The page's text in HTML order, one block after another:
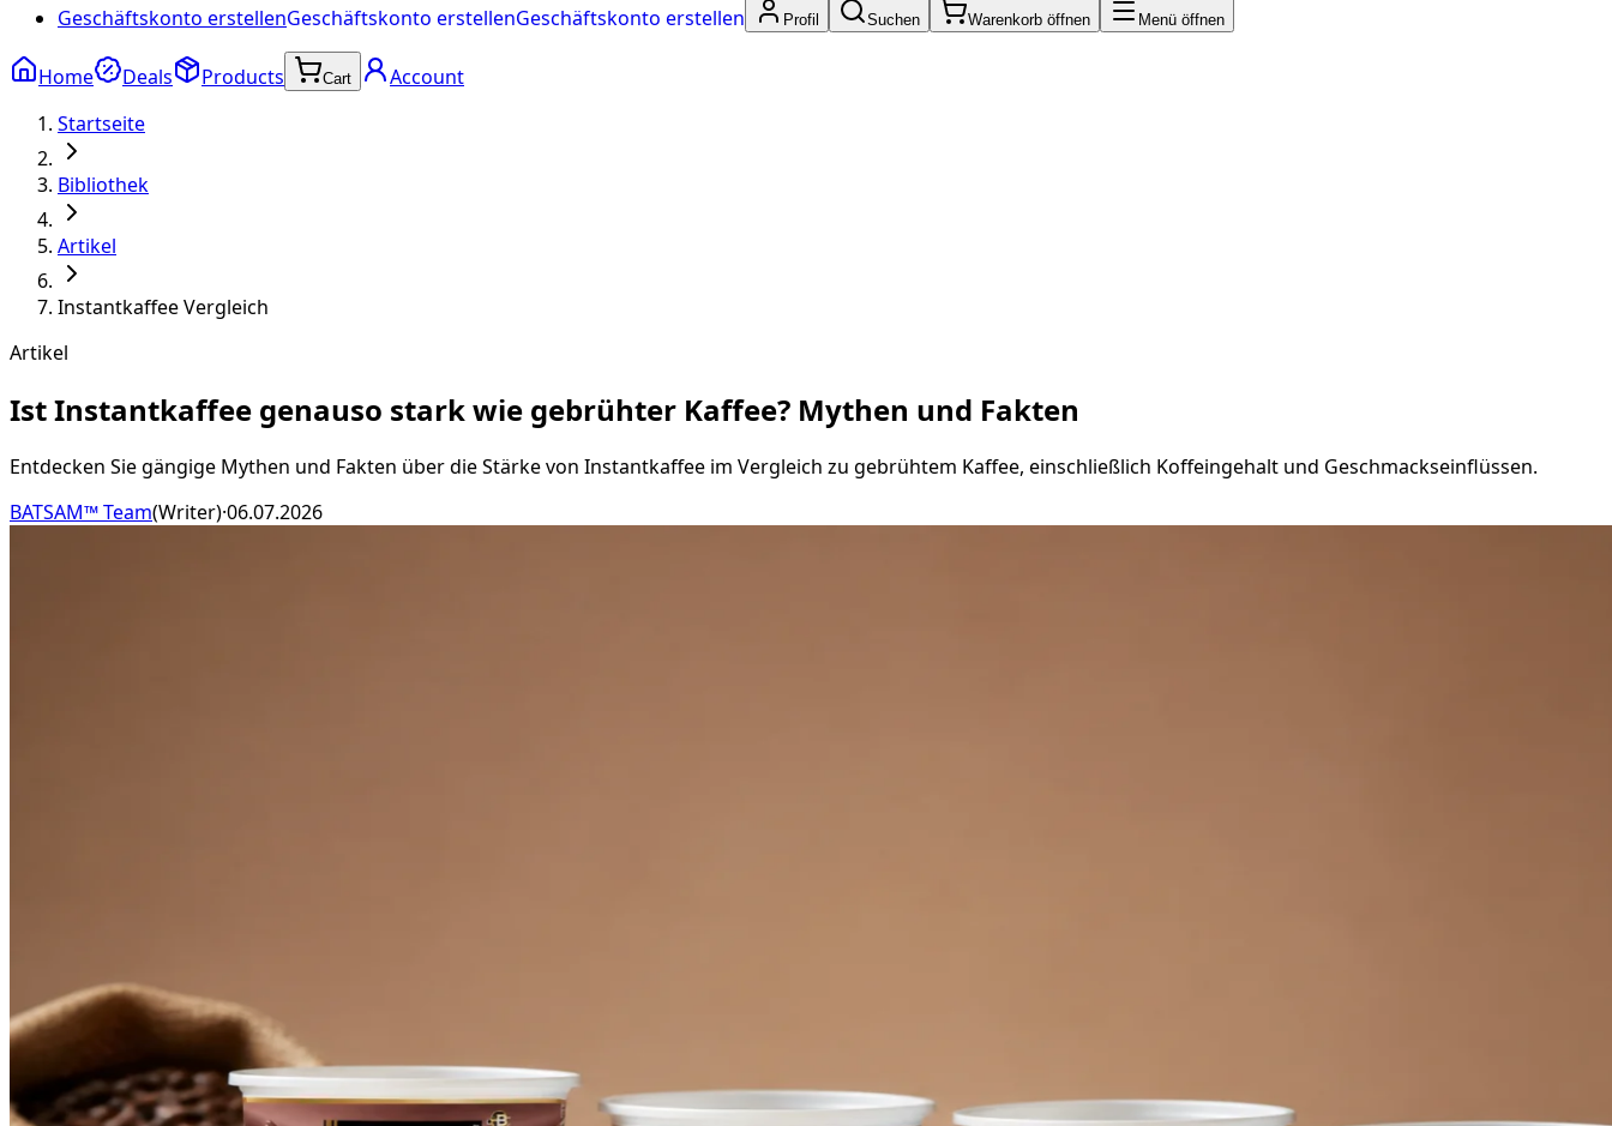
Geschäftskonto erstellenGeschäftskonto erstellenGeschäftskonto erstellen Profil Suchen Warenkorb öffnen Menü öffnen
Home Deals Products Cart
Account
Startseite
Bibliothek
Artikel
Instantkaffee Vergleich
Artikel
Ist Instantkaffee genauso stark wie gebrühter Kaffee? Mythen und Fakten
Entdecken Sie gängige Mythen und Fakten über die Stärke von Instantkaffee im Vergleich zu gebrühtem Kaffee, einschließlich Koffeingehalt und Geschmackseinflüssen.
BATSAM™ Team(Writer)·06.07.2026